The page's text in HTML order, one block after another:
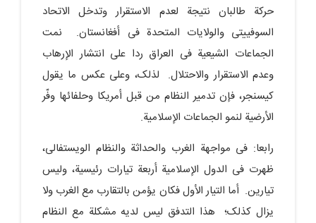
حرکة طالبان نتیجة لعدم الاستقرار وتدخل الاتحاد
السوفییتی والولایات المتحدة فی أفغانستان. نمت
الجماعات الشیعیة فی العراق ردا على انتشار الإرهاب
وعدم الاستقرار والاحتلال. لذلک، وعلى عکس ما یقول
کیسنجر، فإن تدمیر النظام من قبل أمریکا وحلفائها وفّر
الأرضیة لنمو الجماعات الإسلامیة.
رابعا: فی مواجهة الغرب والحداثة والنظام الویستفالی،
ظهرت فی الدول الإسلامیة أربعة تیارات رئیسیة، ولیس
تیارین. أما التیار الأول فکان یؤمن بالتقارب مع الغرب ولا
یزال کذلک؛ هذا التدفق لیس لدیه مشکلة مع النظام